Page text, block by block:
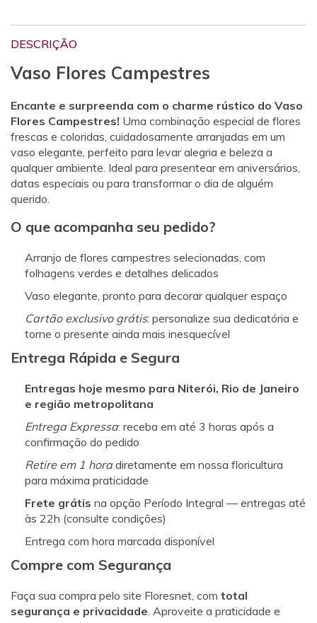
DESCRIÇÃO
Vaso Flores Campestres
Encante e surpreenda com o charme rústico do Vaso
Flores Campestres! Uma combinação especial de flores
frescas e coloridas, cuidadosamente arranjadas em um
vaso elegante, perfeito para levar alegria e beleza a
qualquer ambiente. Ideal para presentear em aniversários,
datas especiais ou para transformar o dia de alguém
querido.
O que acompanha seu pedido?
Arranjo de flores campestres selecionadas, com
folhagens verdes e detalhes delicados
Vaso elegante, pronto para decorar qualquer espaço
Cartão exclusivo grátis: personalize sua dedicatória e
torne o presente ainda mais inesquecível
Entrega Rápida e Segura
Entregas hoje mesmo para Niterói, Rio de Janeiro
e região metropolitana
Entrega Expressa: receba em até 3 horas após a
confirmação do pedido
Retire em 1 horadiretamente em nossa floricultura
para máxima praticidade
Frete grátis na opção Período Integral — entregas até
às 22h (consulte condições)
Entrega com hora marcada disponível
Compre com Segurança
Faça sua compra pelo site Floresnet, com total
segurança e privacidade. Aproveite a praticidade e